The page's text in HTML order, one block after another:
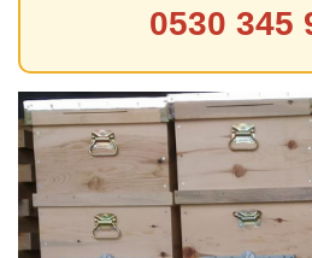
0530 345